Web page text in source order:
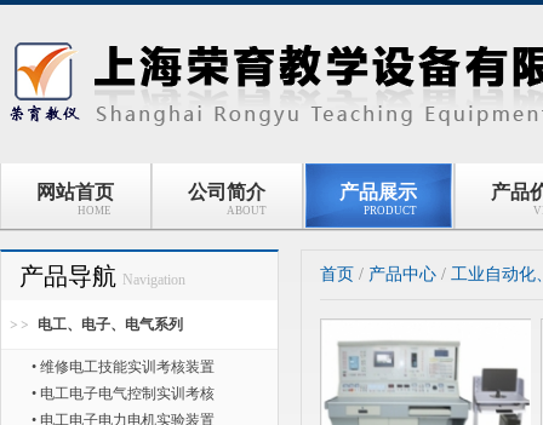
网站首页
HOME
公司简介
ABOUT
产品展示
PRODUCT
产品
产品导航 Navigation
电工、电子、电气系列
• 维修电工技能实训考核装置
• 电工电子电气控制实训考核
• 电工电子电力电机实验装置
首页 / 产品中心 / 工业自动化